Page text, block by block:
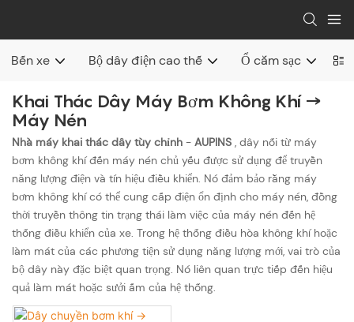
Bến xe Bộ dây điện cao thế Ổ cắm sạc
Khai Thác Dây Máy Bơm Không Khí →
Máy Nén
Nhà máy khai thác dây tùy chỉnh - AUPINS , dây nối từ máy
bơm không khí đến máy nén chủ yếu được sử dụng để truyền
năng lượng điện và tín hiệu điều khiển. Nó đảm bảo rằng máy
bơm không khí có thể cung cấp điện ổn định cho máy nén, đồng
thời truyền thông tin trạng thái làm việc của máy nén đến hệ
thống điều khiển của xe. Trong hệ thống điều hòa không khí hoặc
làm mát của các phương tiện sử dụng năng lượng mới, vai trò của
bộ dây này đặc biệt quan trọng. Nó liên quan trực tiếp đến hiệu
quả làm mát hoặc sưởi ấm của hệ thống.